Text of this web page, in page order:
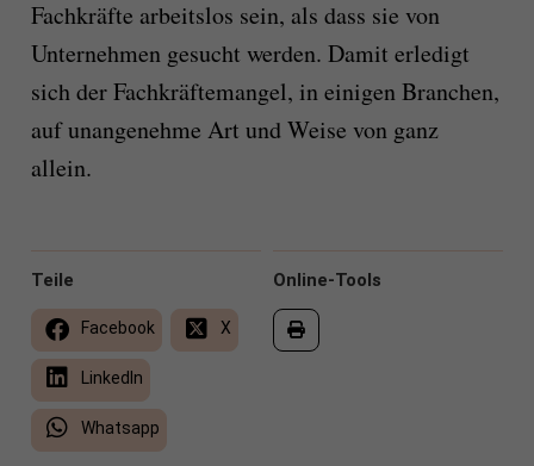
Fachkräfte arbeitslos sein, als dass sie von
Unternehmen gesucht werden. Damit erledigt
sich der Fachkräftemangel, in einigen Branchen,
auf unangenehme Art und Weise von ganz
allein.
Online-Tools
Teile
Facebook X
LinkedIn
Whatsapp